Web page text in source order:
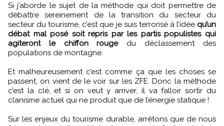
Si j’aborde le sujet de la méthode qui doit permettre de
débattre sereinement de la transition du secteur du
secteur du tourisme, c’est que je suis terrorisé à l’idée qu’un
débat mal posé soit repris par les partis populistes qui
agiteront le chiffon rougedu déclassement des
populations de montagne.
Et malheureusement c’est comme ça que les choses se
passent, on vient de le voir sur les ZFE. Donc la méthode
c’est la clé, et si on veut y arriver, il va falloir sortir du
clanisme actuel qui ne produit que de l’énergie statique !
Sur les enjeux du tourisme durable, arrêtons que de nous